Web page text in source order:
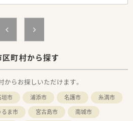
町村から探す
らお探しいただけます。
垣市 浦添市 名護市
糸満市
るま市 宮古島市
南城市